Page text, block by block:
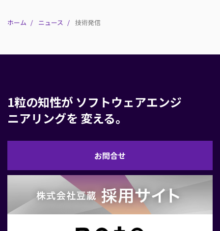
ホーム ニュース 技術発信
1粒の知性が ソフトウェアエンジ
ニアリングを 変える。
お問合せ